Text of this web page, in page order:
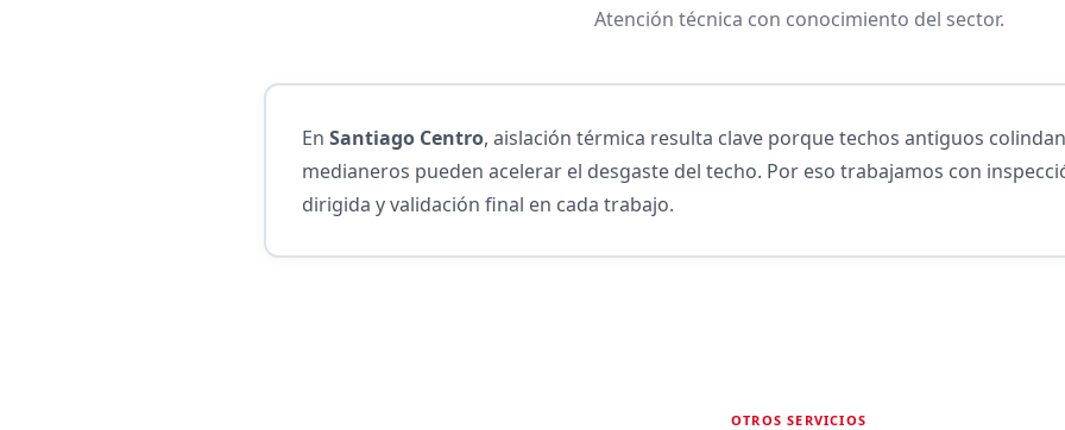
Atención técnica con conocimiento del sector.
En Santiago Centro, aislación térmica resulta clave porque techos antiguos
medianeros pueden acelerar el desgaste del techo. Por eso trabajamos con
dirigida y validación final en cada trabajo.
OTROS SERVICIOS